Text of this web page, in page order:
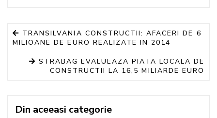
TRANSILVANIA CONSTRUCTII: AFACERI DE 6
MILIOANE DE EURO REALIZATE IN 2014
STRABAG EVALUEAZA PIATA LOCALA DE
CONSTRUCTII LA 16,5 MILIARDE EURO
Din aceeasi categorie